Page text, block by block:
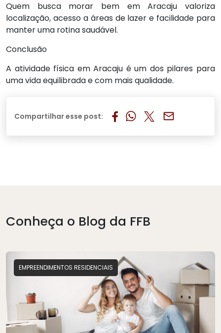
Quem busca morar bem em Aracaju valoriza
localização, acesso a áreas de lazer e facilidade para
manter uma rotina saudável.
Conclusão
A atividade física em Aracaju é um dos pilares para
uma vida equilibrada e com mais qualidade.
Compartilhar esse post:
Conheça o Blog da FFB
EMPREENDIMENTOS RESIDENCIAIS